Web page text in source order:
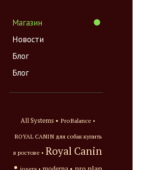
Магазин
Новости
Блог
Блог
All Systems • ProBalance •
ROYAL CANIN для собак купить
в ростове • Royal Canin
•